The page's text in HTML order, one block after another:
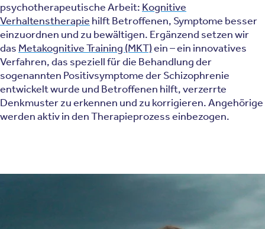
psychotherapeutische Arbeit: Kognitive
Verhaltenstherapie hilft Betroffenen, Symptome besser
einzuordnen und zu bewältigen. Ergänzend setzen wir
das Metakognitive Training (MKT)ein – ein innovatives
Verfahren, das speziell für die Behandlung der
sogenannten Positivsymptome der Schizophrenie
entwickelt wurde und Betroffenen hilft, verzerrte
Denkmuster zu erkennen und zu korrigieren. Angehörige
werden aktiv in den Therapieprozess einbezogen.
Zur stationären Behandlung von Schizophrenie setzen
wir unter anderem diese Therapieverfahren ein: